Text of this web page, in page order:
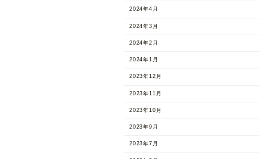
2024年4月
2024年3月
2024年2月
2024年1月
2023年12月
2023年11月
2023年10月
2023年9月
2023年7月